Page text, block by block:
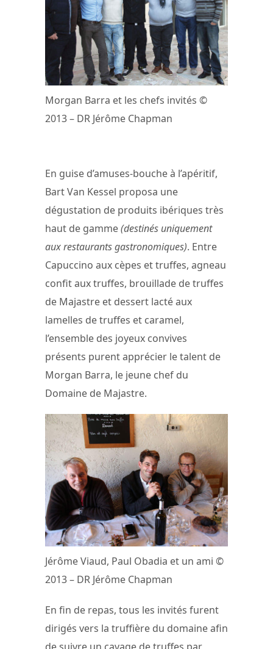
Morgan Barra et les chefs invités ©
2013 – DR Jérôme Chapman
En guise d’amuses-bouche à l’apéritif,
Bart Van Kessel proposa une
dégustation de produits ibériques très
haut de gamme(destinés uniquement
aux restaurants gastronomiques). Entre
Capuccino aux cèpes et truffes, agneau
confit aux truffes, brouillade de truffes
de Majastre et dessert lacté aux
lamelles de truffes et caramel,
l’ensemble des joyeux convives
présents purent apprécier le talent de
Morgan Barra, le jeune chef du
Domaine de Majastre.
Jérôme Viaud, Paul Obadia et un ami ©
2013 – DR Jérôme Chapman
En fin de repas, tous les invités furent
dirigés vers la truffière du domaine afin
de suivre un cavage de truffes par